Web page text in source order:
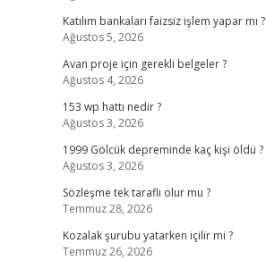
Katılım bankaları faizsiz işlem yapar mı ?
Ağustos 5, 2026
Avan proje için gerekli belgeler ?
Ağustos 4, 2026
153 wp hattı nedir ?
Ağustos 3, 2026
1999 Gölcük depreminde kaç kişi öldü ?
Ağustos 3, 2026
Sözleşme tek taraflı olur mu ?
Temmuz 28, 2026
Kozalak şurubu yatarken içilir mi ?
Temmuz 26, 2026